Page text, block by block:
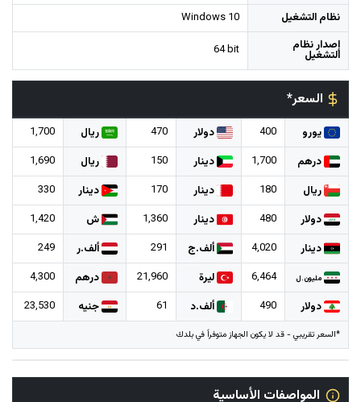
نظام التشغيل
Windows 10
إصدار نظام
التشغيل 64 bit
السعر*
يورو 400 دولار 470 ريال
1,700
درهم
1,700 دينار 150 ريال
1,690
ريال
180 دينار 170 دينار
330
دولار
480 دينار 1,360 ش
1,420
دينار
4,020 ألف.ج 291 ألف.ر 249
مليون.ل 6,464 ليرة 21,960 درهم
4,300
دولار
490 ألف.د 61 جنيه 23,530
*السعر تقريبي - قد لا يكون الجهاز متوفراً في بلدك
المواصفات الأساسية